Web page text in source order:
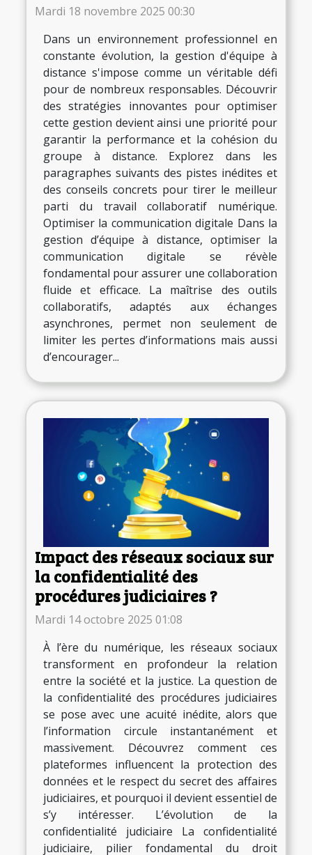
Mardi 18 novembre 2025 00:30
Dans un environnement professionnel en
constante évolution, la gestion d'équipe à
distance s'impose comme un véritable défi
pour de nombreux responsables. Découvrir
des stratégies innovantes pour optimiser
cette gestion devient ainsi une priorité pour
garantir la performance et la cohésion du
groupe à distance. Explorez dans les
paragraphes suivants des pistes inédites et
des conseils concrets pour tirer le meilleur
parti du travail collaboratif numérique.
Optimiser la communication digitale Dans la
gestion d’équipe à distance, optimiser la
communication digitale se révèle
fondamental pour assurer une collaboration
fluide et efficace. La maîtrise des outils
collaboratifs, adaptés aux échanges
asynchrones, permet non seulement de
limiter les pertes d’informations mais aussi
d’encourager...
Impact des réseaux sociaux sur
la confidentialité des
procédures judiciaires ?
Mardi 14 octobre 2025 01:08
À l’ère du numérique, les réseaux sociaux
transforment en profondeur la relation
entre la société et la justice. La question de
la confidentialité des procédures judiciaires
se pose avec une acuité inédite, alors que
l’information circule instantanément et
massivement. Découvrez comment ces
plateformes influencent la protection des
données et le respect du secret des affaires
judiciaires, et pourquoi il devient essentiel de
s’y intéresser. L’évolution de la
confidentialité judiciaire La confidentialité
judiciaire, pilier fondamental du droit